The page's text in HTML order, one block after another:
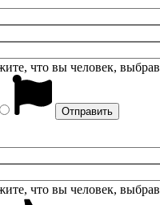
что вы человек, выбрав
что вы человек, выбрав